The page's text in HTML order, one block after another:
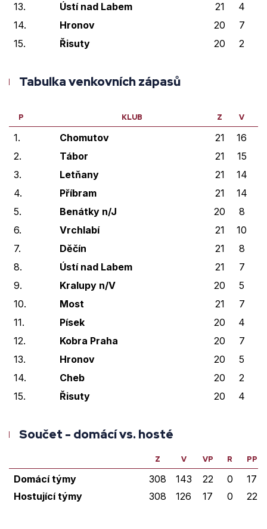
13.
Ústí nad Labem 21 4
14.
Hronov 20 7
15.
Řisuty 20 2
Tabulka venkovních zápasů
P KLUB Z V
1. Chomutov 21 16
2.
Tábor 21 15
3.
Letňany 21 14
4.
Příbram 21 14
5.
Benátky n/J 20 8
6.
Vrchlabí 21 10
7.
Děčín 21 8
8.
Ústí nad Labem 21 7
9.
Kralupy n/V 20 5
10.
Most 21 7
11.
Písek 20 4
12.
Kobra Praha 20 7
13.
Hronov 20 5
14.
Cheb 20 2
15.
Řisuty 20 4
Součet - domácí vs. hosté
Z V VP R PP
Domácí týmy 308 143 22 0
17
Hostující týmy
308 126 17 0 22